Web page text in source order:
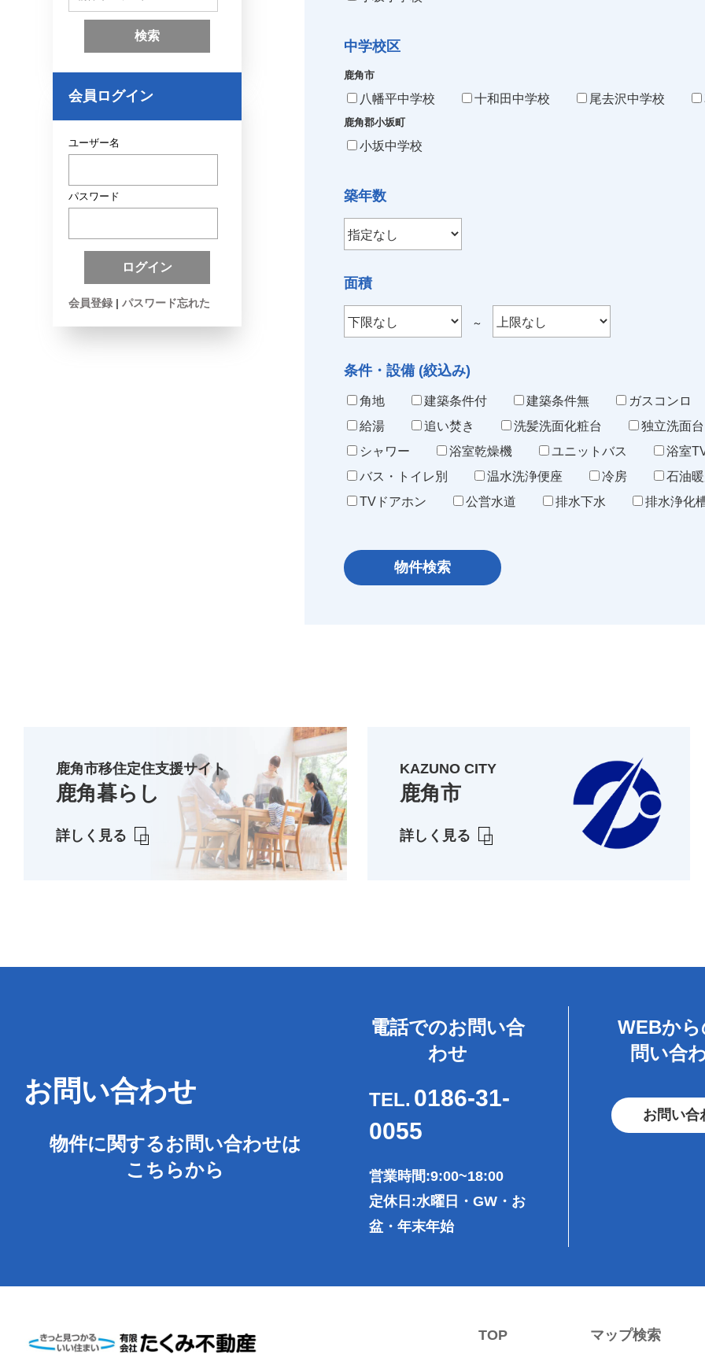
中学校区
鹿角市
八幡平中学校 十和田中学校 尾去沢中学校
鹿角郡小坂町
小坂中学校
築年数
面積
～
条件・設備 (絞込み)
角地 建築条件付 建築条件無 ガスコンロ
給湯
追い焚き 洗髪洗面化粧台 独立洗面台
シャワー
浴室乾燥機 ユニットバス 浴室
バス・トイレ別
温水洗浄便座 冷房 石油
TVドアホン
公営水道 排水下水 排水浄化
検
ワ
ー
ド
会員ログイン
ユーザー名
パスワード
会員登録 |パスワード忘れた
鹿角市移住定住支援サイト
鹿角暮らし
詳しく見る
KAZUNO CITY
鹿角市
詳しく見る
お問い合わせ
物件に関するお問い合わせは
こちらから
電話でのお問い合
わせ
TEL. 0186-31-
0055
営業時間:9:00~18:00
定休日:水曜日・GW・お
盆・年末年始
WEBか
問い合
お問い合
TOP マップ検索